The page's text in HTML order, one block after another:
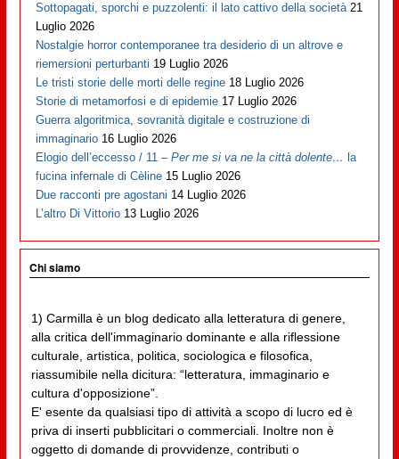
Sottopagati, sporchi e puzzolenti: il lato cattivo della società 21
Luglio 2026
Nostalgie horror contemporanee tra desiderio di un altrove e
riemersioni perturbanti 19 Luglio 2026
Le tristi storie delle morti delle regine 18 Luglio 2026
Storie di metamorfosi e di epidemie 17 Luglio 2026
Guerra algoritmica, sovranità digitale e costruzione di
immaginario 16 Luglio 2026
Elogio dell’eccesso / 11 –Per me si va ne la città dolente… la
fucina infernale di Cèline 15 Luglio 2026
Due racconti pre agostani 14 Luglio 2026
L’altro Di Vittorio 13 Luglio 2026
Chi siamo
1) Carmilla è un blog dedicato alla letteratura di genere,
alla critica dell'immaginario dominante e alla riflessione
culturale, artistica, politica, sociologica e filosofica,
riassumibile nella dicitura: “letteratura, immaginario e
cultura d'opposizione”.
E' esente da qualsiasi tipo di attività a scopo di lucro ed è
priva di inserti pubblicitari o commerciali. Inoltre non è
oggetto di domande di provvidenze, contributi o